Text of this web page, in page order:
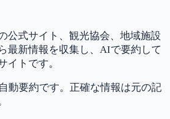
公式サイト、観光協会、地域施設
最新情報を収集し、AIで要約して
イトです。
動要約です。正確な情報は元の記